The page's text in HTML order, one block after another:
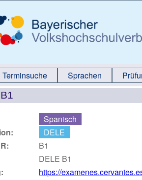
Terminsuche Sprachen
Spanisch
DELE
B1
DELE B1
https://